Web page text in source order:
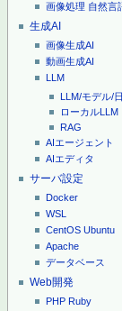
画像処理 自然言
生成AI
画像生成AI
動画生成AI
LLM
LLM/モデル/
ローカルLLM
RAG
AIエージェント
AIエディタ
サーバ設定
Docker
WSL
CentOS Ubuntu
Apache
データベース
Web開発
PHP Ruby